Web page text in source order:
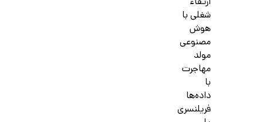
شغلی با
هوش
مصنوعی
مولد
مهاجرت
با
داده‌ها
فریلنسری